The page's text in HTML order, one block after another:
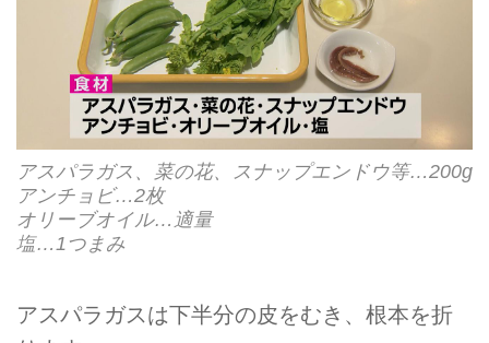
アスパラガス、菜の花、スナップエンドウ等…200g
アンチョビ…2枚
オリーブオイル…適量
塩…1つまみ
アスパラガスは下半分の皮をむき、根本を折